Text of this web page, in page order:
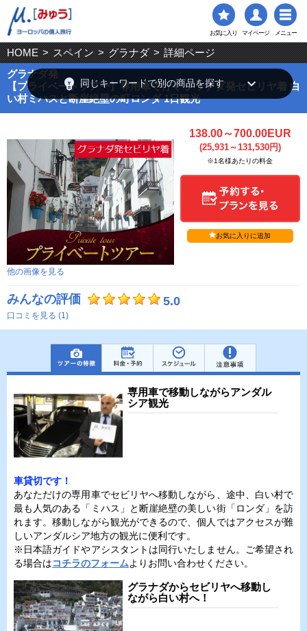
お気に入り マイページ メニュー
HOME > スペイン > グラナダ > 詳細ページ
グラナダ発
【プライベートツアー】専用車で行く グラナダ発セビリヤ着 白
い村ミハスと断崖絶壁の町ロンダ 1日観光
他の画像を見る
138.00～700.00EUR
(25,931～131,530円)
※1名様あたりの料金
お気に入りに追加
みんなの評価 5.0
口コミを見る (1)
専用車で移動しながらアンダル
シア観光
車貸切です！
あなただけの専用車でセビリヤへ移動しながら、途中、白い村で
最も人気のある「ミハス」と断崖絶壁の美しい街「ロンダ」を訪
れます。移動しながら観光ができるので、個人ではアクセスが難
しいアンダルシア地方の観光に便利です。
※日本語ガイドやアシスタントは同行いたしません。ご希望され
る場合はコチラのフォームよりお問い合わせください。
グラナダからセビリヤへ移動し
ながら白い村へ！
emoji_objects 同じキーワードで別の商品を探すkeyboard_arrow_down